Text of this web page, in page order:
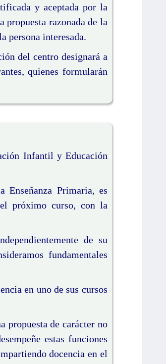
y aceptada por la
razonada de la
persona interesada.
del centro designará a
quienes formularán
Infantil y Educación
Primaria, es
próximo curso, con la
de su
fundamentales
en uno de sus cursos
propuesta de carácter no
estas funciones
docencia en el